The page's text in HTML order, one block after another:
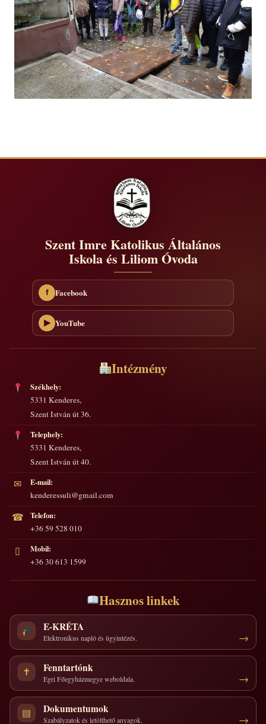
Szent Imre Katolikus Általános
Iskola és Liliom Óvoda
f Facebook
▶ YouTube
Intézmény
Székhely:
5331 Kenderes,
Szent István út 36.
Telephely:
5331 Kenderes,
Szent István út 40.
✉
E-mail:
kenderessuli@gmail.com
☎
Telefon:
+36 59 528 010
▯
Mobil:
+36 30 613 1599
Hasznos linkek
E-KRÉTA
Elektronikus napló és ügyintézés.
✝ Fenntartónk
Egri Főegyházmegye weboldala.
▤ Dokumentumok
Szabályzatok és letölthető anyagok.